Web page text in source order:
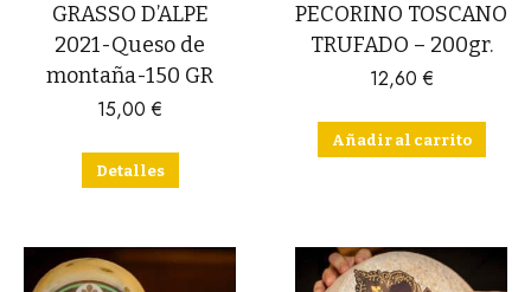
GRASSO D’ALPE
2021-Queso de
montaña-150 GR
15,00€
Detalles
PECORINO TOSCANO
TRUFADO – 200gr.
12,60€
Añadir al carrito